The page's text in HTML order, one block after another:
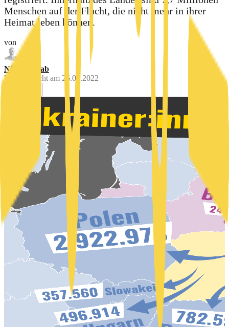
Menschen auf der Flucht, die nicht mehr in ihrer
Heimat leben können.
von
Nils Baschab
Veröffentlicht am 26.04.2022